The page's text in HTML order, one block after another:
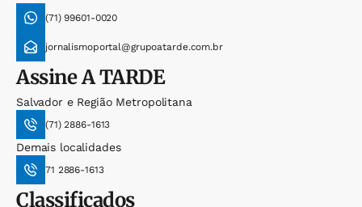
(71) 99601-0020
jornalismoportal@grupoatarde.com.br
AssineA TARDE
Salvador e Região Metropolitana
(71) 2886-1613
Demais localidades
71 2886-1613
Classificados